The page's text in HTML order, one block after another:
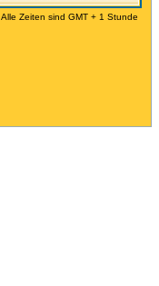
Alle Zeiten sind GMT + 1 Stunde